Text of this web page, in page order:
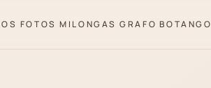
FOTOS MILONGAS GRAFO BOTANGO